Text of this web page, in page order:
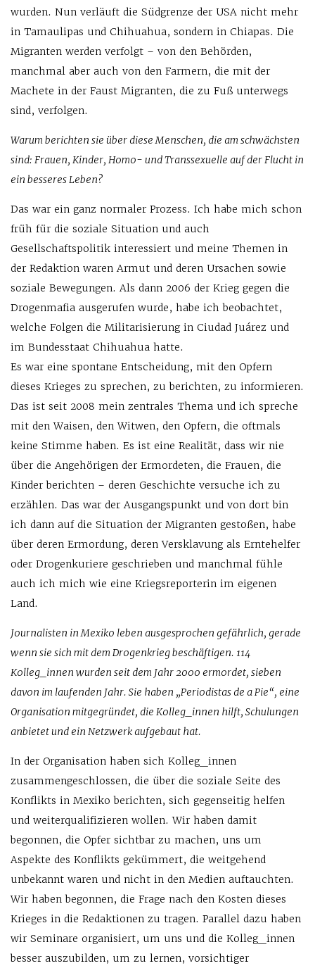
wurden. Nun verläuft die Südgrenze der USA nicht mehr
in Tamaulipas und Chihuahua, sondern in Chiapas. Die
Migranten werden verfolgt – von den Behörden,
manchmal aber auch von den Farmern, die mit der
Machete in der Faust Migranten, die zu Fuß unterwegs
sind, verfolgen.
Warum berichten sie über diese Menschen, die am schwächsten
sind: Frauen, Kinder, Homo- und Transsexuelle auf der Flucht in
ein besseres Leben?
Das war ein ganz normaler Prozess. Ich habe mich schon
früh für die soziale Situation und auch
Gesellschaftspolitik interessiert und meine Themen in
der Redaktion waren Armut und deren Ursachen sowie
soziale Bewegungen. Als dann 2006 der Krieg gegen die
Drogenmafia ausgerufen wurde, habe ich beobachtet,
welche Folgen die Militarisierung in Ciudad Juárez und
im Bundesstaat Chihuahua hatte.
Es war eine spontane Entscheidung, mit den Opfern
dieses Krieges zu sprechen, zu berichten, zu informieren.
Das ist seit 2008 mein zentrales Thema und ich spreche
mit den Waisen, den Witwen, den Opfern, die oftmals
keine Stimme haben. Es ist eine Realität, dass wir nie
über die Angehörigen der Ermordeten, die Frauen, die
Kinder berichten – deren Geschichte versuche ich zu
erzählen. Das war der Ausgangspunkt und von dort bin
ich dann auf die Situation der Migranten gestoßen, habe
über deren Ermordung, deren Versklavung als Erntehelfer
oder Drogenkuriere geschrieben und manchmal fühle
auch ich mich wie eine Kriegsreporterin im eigenen
Land.
Journalisten in Mexiko leben ausgesprochen gefährlich, gerade
wenn sie sich mit dem Drogenkrieg beschäftigen. 114
Kolleg_innen wurden seit dem Jahr 2000 ermordet, sieben
davon im laufenden Jahr. Sie haben „Periodistas de a Pie“, eine
Organisation mitgegründet, die Kolleg_innen hilft, Schulungen
anbietet und ein Netzwerk aufgebaut hat.
In der Organisation haben sich Kolleg_innen
zusammengeschlossen, die über die soziale Seite des
Konflikts in Mexiko berichten, sich gegenseitig helfen
und weiterqualifizieren wollen. Wir haben damit
begonnen, die Opfer sichtbar zu machen, uns um
Aspekte des Konflikts gekümmert, die weitgehend
unbekannt waren und nicht in den Medien auftauchten.
Wir haben begonnen, die Frage nach den Kosten dieses
Krieges in die Redaktionen zu tragen. Parallel dazu haben
wir Seminare organisiert, um uns und die Kolleg_innen
besser auszubilden, um zu lernen, vorsichtiger